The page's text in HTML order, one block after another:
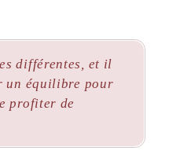
différentes, et il
un équilibre pour
profiter de